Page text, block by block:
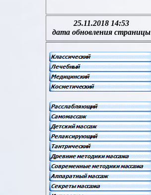
25.11.2018 14:53
дата обновления страницы